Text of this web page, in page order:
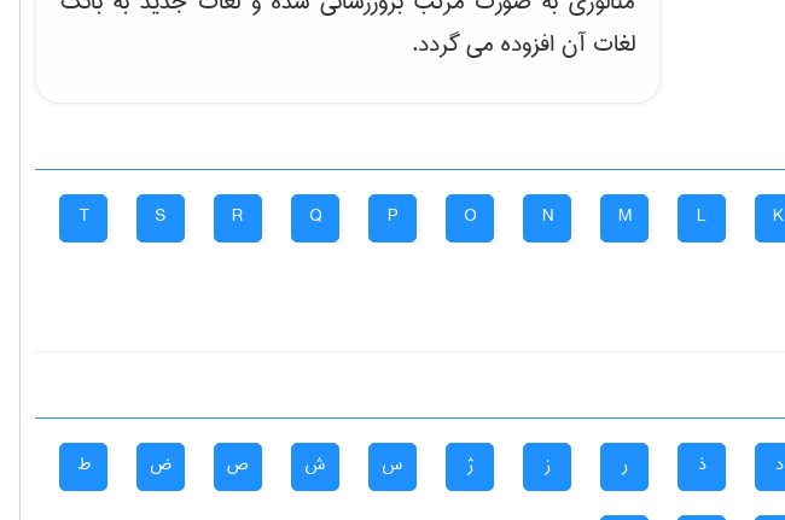
لغات آن افزوده می گردد.
K
L
M
N
O
P
Q
R
S
T
د ذ ر ز ژ س ش ص ض ط